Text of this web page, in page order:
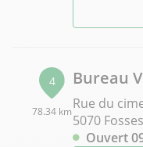
4
78.34 km
Bureau
Rue du
5070
Ouvert